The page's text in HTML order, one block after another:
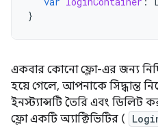
}
একবার কোনো ফ্লো-এর জন্য
হয়ে গেলে, আপনাকে সিদ্ধান্ত
ইনস্ট্যান্সটি তৈরি এবং
ফ্লো একটি অ্যাক্টিভিটির (